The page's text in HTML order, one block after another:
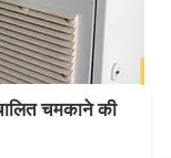
चमकाने की